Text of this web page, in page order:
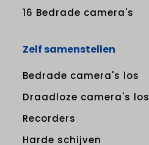
16 Bedrade camera's
Zelf samenstellen
Bedrade camera's los
Draadloze camera's los
Recorders
Harde schijven